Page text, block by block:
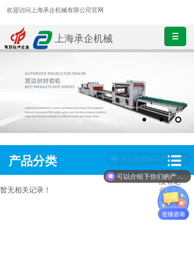
欢迎访问上海承企机械有限公司官网
上海承企机械
产品分类
没有记
录！
暂无相关记录！
可以介绍下你们的产品么？
可以免费试机打样吗？